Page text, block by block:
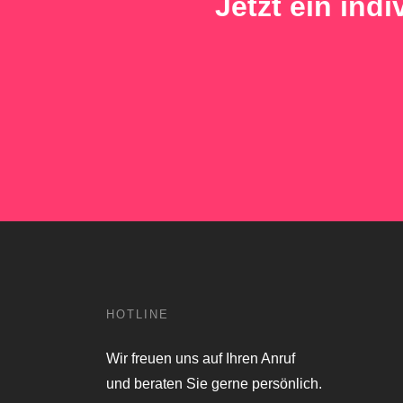
HOTLINE
Wir freuen uns auf Ihren Anruf
und beraten Sie gerne persönlich.